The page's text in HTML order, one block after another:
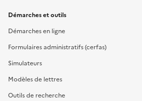
Démarches et outils
Démarches en ligne
Formulaires administratifs (cerfas)
Simulateurs
Modèles de lettres
Outils de recherche